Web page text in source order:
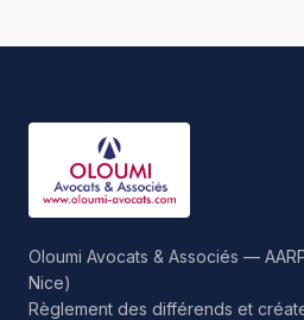
Oloumi Avocats & Associés —
Nice)
Règlement des différends et